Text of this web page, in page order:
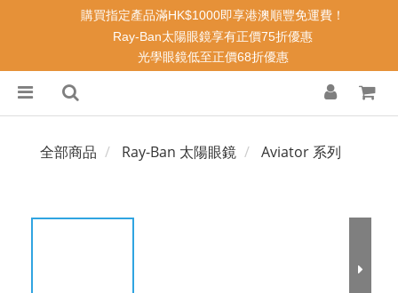
全部商品 Ray-Ban 太陽眼鏡 Aviator 系列
購買指定產品滿HK$1000即享港澳順豐免運費！
Ray-Ban太陽眼鏡享有正價75折優惠
光學眼鏡低至正價68折優惠